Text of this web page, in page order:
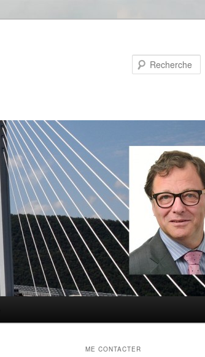
ME CONTACTER